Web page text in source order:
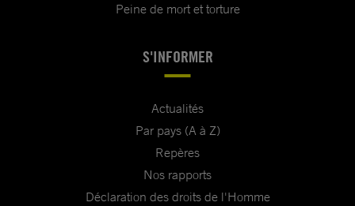
Peine de mort et torture
S'INFORMER
Actualités
Par pays (A à Z)
Repères
Nos rapports
Déclaration des droits de l'Homme